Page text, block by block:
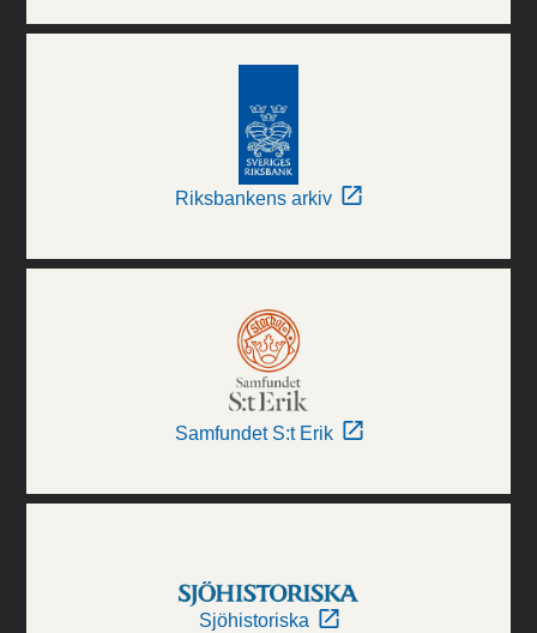
Riksbankens arkiv
Samfundet S:t Erik
Sjöhistoriska